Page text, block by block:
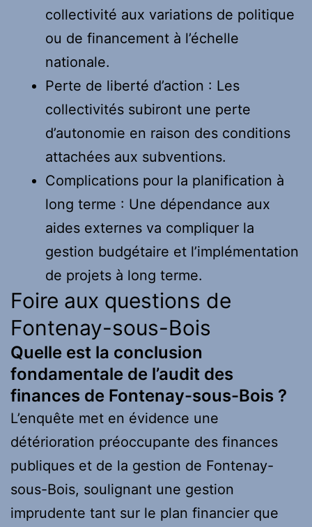
collectivité aux variations de politique
ou de financement à l’échelle
nationale.
Perte de liberté d’action : Les
collectivités subiront une perte
d’autonomie en raison des conditions
attachées aux subventions.
Complications pour la planification à
long terme : Une dépendance aux
aides externes va compliquer la
gestion budgétaire et l’implémentation
de projets à long terme.
Foire aux questions de
Fontenay-sous-Bois
Quelle est la conclusion
fondamentale de l’audit des
finances de Fontenay-sous-Bois ?
L’enquête met en évidence une
détérioration préoccupante des finances
publiques et de la gestion de Fontenay-
sous-Bois, soulignant une gestion
imprudente tant sur le plan financier que